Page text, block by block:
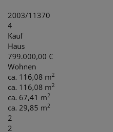
2003/11370
4
Kauf
Haus
799.000,00 €
Wohnen
ca. 116,08 m2
ca. 116,08 m2
ca. 67,41 m2
ca. 29,85 m2
2
2